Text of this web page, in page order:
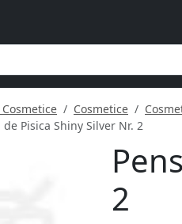
Cosmetice
Pisica Shiny Silver Nr. 2
2